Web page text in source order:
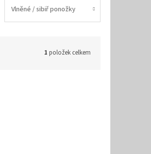
Vlněné / sibiř ponožky
1 položek celkem